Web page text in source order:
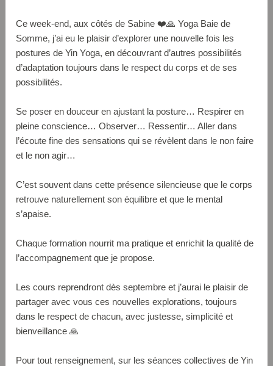
Ce week-end, aux côtés de Sabine ❤️🙏 Yoga Baie de
Somme, j’ai eu le plaisir d’explorer une nouvelle fois les
postures de Yin Yoga, en découvrant d’autres possibilités
d’adaptation toujours dans le respect du corps et de ses
possibilités.
Se poser en douceur en ajustant la posture… Respirer en
pleine conscience… Observer… Ressentir… Aller dans
l’écoute fine des sensations qui se révèlent dans le non faire
et le non agir…
C’est souvent dans cette présence silencieuse que le corps
retrouve naturellement son équilibre et que le mental
s’apaise.
Chaque formation nourrit ma pratique et enrichit la qualité de
l’accompagnement que je propose.
Les cours reprendront dès septembre et j’aurai le plaisir de
partager avec vous ces nouvelles explorations, toujours
dans le respect de chacun, avec justesse, simplicité et
bienveillance 🙏
Pour tout renseignement, sur les séances collectives de Yin